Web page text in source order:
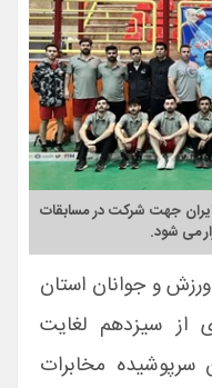
جهت شرکت در مسابقات
می شود.
و جوانان استان
از سیزدهم لغایت
سرپوشیده مخابرات